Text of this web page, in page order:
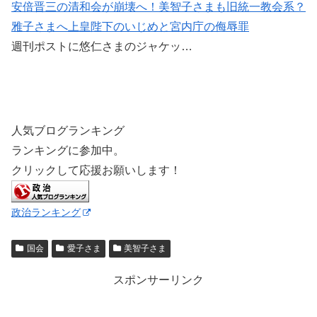
安倍晋三の清和会が崩壊へ！美智子さまも旧統一教会系？
雅子さまへ上皇陛下のいじめと宮内庁の侮辱罪
週刊ポストに悠仁さまのジャケッ…
人気ブログランキング
ランキングに参加中。
クリックして応援お願いします！
政治ランキング
国会 愛子さま 美智子さま
スポンサーリンク